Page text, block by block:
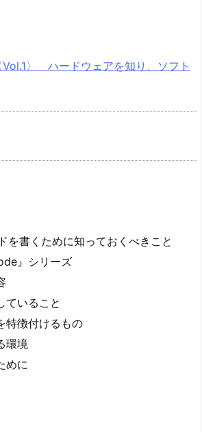
〉 ハードウェアを知り、ソフト
を書くために知っておくべきこと
』シリーズ
ていること
特徴付けるもの
環境
めに